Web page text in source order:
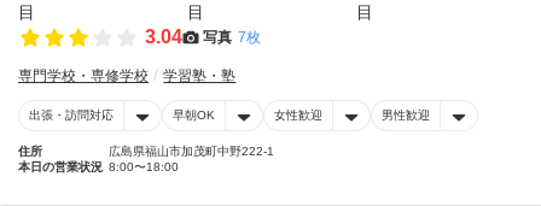
3.04 写真 7枚
専門学校・専修学校 学習塾・塾
出張・訪問対応 早朝OK 女性歓迎 男性歓迎
住所
広島県福山市加茂町中野222-1
本日の営業状況 8:00〜18:00